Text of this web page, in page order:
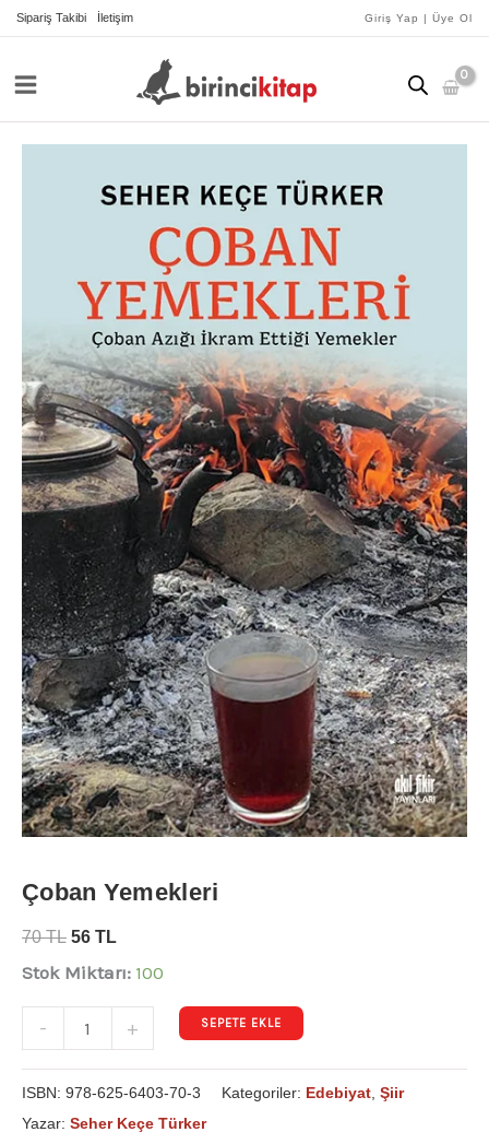
İçeriğe
Sipariş Takibi İletişim Giriş Yap | Üye Ol
Çoban Yemekleri
70TL 56 TL
Stok Miktarı: 100
-
Yemekleri
+ SEPETE EKLE
ISBN: 978-625-6403-70-3 Kategoriler: Edebiyat Şiir
Yazar: Seher Keçe Türker